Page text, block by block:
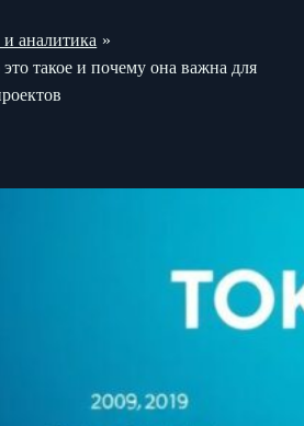
аналитика
такое и почему она важна для